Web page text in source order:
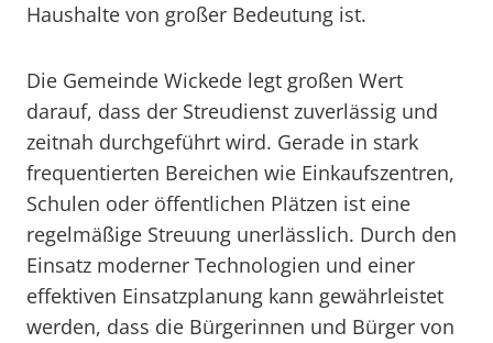
Haushalte von großer Bedeutung ist.
Die Gemeinde Wickede legt großen Wert
darauf, dass der Streudienst zuverlässig und
zeitnah durchgeführt wird. Gerade in stark
frequentierten Bereichen wie Einkaufszentren,
Schulen oder öffentlichen Plätzen ist eine
regelmäßige Streuung unerlässlich. Durch den
Einsatz moderner Technologien und einer
effektiven Einsatzplanung kann gewährleistet
werden, dass die Bürgerinnen und Bürger von